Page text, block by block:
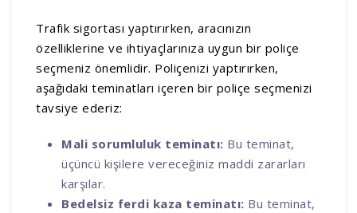
Trafik sigortası yaptırırken, aracınızın
özelliklerine ve ihtiyaçlarınıza uygun bir poliçe
seçmeniz önemlidir. Poliçenizi yaptırırken,
aşağıdaki teminatları içeren bir poliçe seçmenizi
tavsiye ederiz:
Mali sorumluluk teminatı: Bu teminat,
üçüncü kişilere vereceğiniz maddi zararları
karşılar.
Bedelsiz ferdi kaza teminatı: Bu teminat,